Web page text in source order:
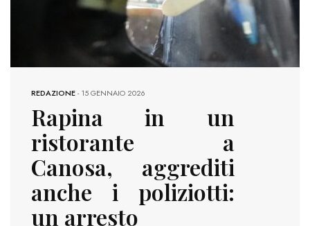
REDAZIONE-15 GENNAIO 2026
Rapina in un
ristorante a
Canosa, aggrediti
anche i poliziotti:
un arresto